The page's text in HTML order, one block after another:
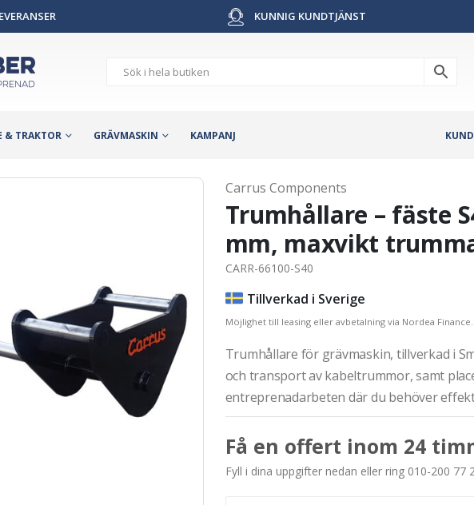
KUNNIG KUNDTJÄNST
& TRAKTOR GRÄVMASKIN KAMPANJ
Carrus Components
Trumhållare – fäste
mm, maxvikt
CARR-66100-S40
Tillverkad i Sverige
Möjlighet till leasing eller avbetalning via Nordea Finance.
Trumhållare för grävmaskin, tillverkad i
och transport av kabeltrummor, samt
entreprenadarbeten där du behöver
Få en offert inom 24
Fyll i dina uppgifter nedan eller ring 010-200 77